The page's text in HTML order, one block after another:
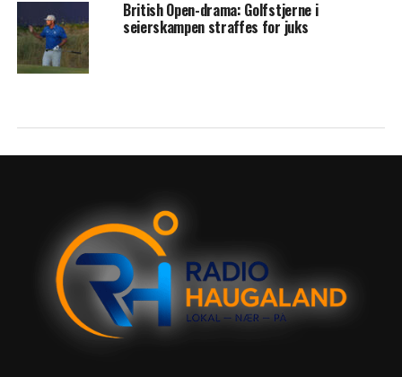
British Open-drama: Golfstjerne i
seierskampen straffes for juks